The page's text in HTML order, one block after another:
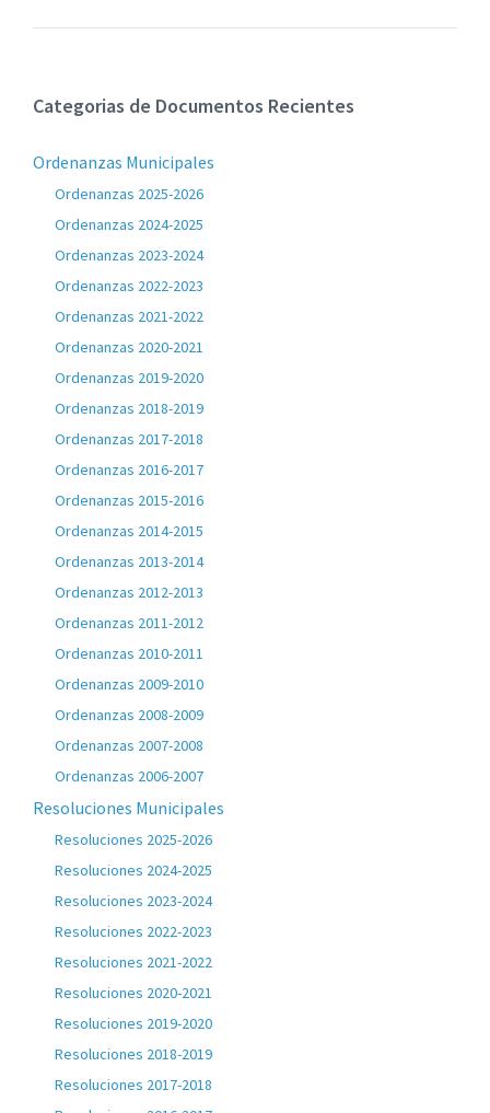
Categorias de Documentos Recientes
Ordenanzas Municipales
Ordenanzas 2025-2026
Ordenanzas 2024-2025
Ordenanzas 2023-2024
Ordenanzas 2022-2023
Ordenanzas 2021-2022
Ordenanzas 2020-2021
Ordenanzas 2019-2020
Ordenanzas 2018-2019
Ordenanzas 2017-2018
Ordenanzas 2016-2017
Ordenanzas 2015-2016
Ordenanzas 2014-2015
Ordenanzas 2013-2014
Ordenanzas 2012-2013
Ordenanzas 2011-2012
Ordenanzas 2010-2011
Ordenanzas 2009-2010
Ordenanzas 2008-2009
Ordenanzas 2007-2008
Ordenanzas 2006-2007
Resoluciones Municipales
Resoluciones 2025-2026
Resoluciones 2024-2025
Resoluciones 2023-2024
Resoluciones 2022-2023
Resoluciones 2021-2022
Resoluciones 2020-2021
Resoluciones 2019-2020
Resoluciones 2018-2019
Resoluciones 2017-2018